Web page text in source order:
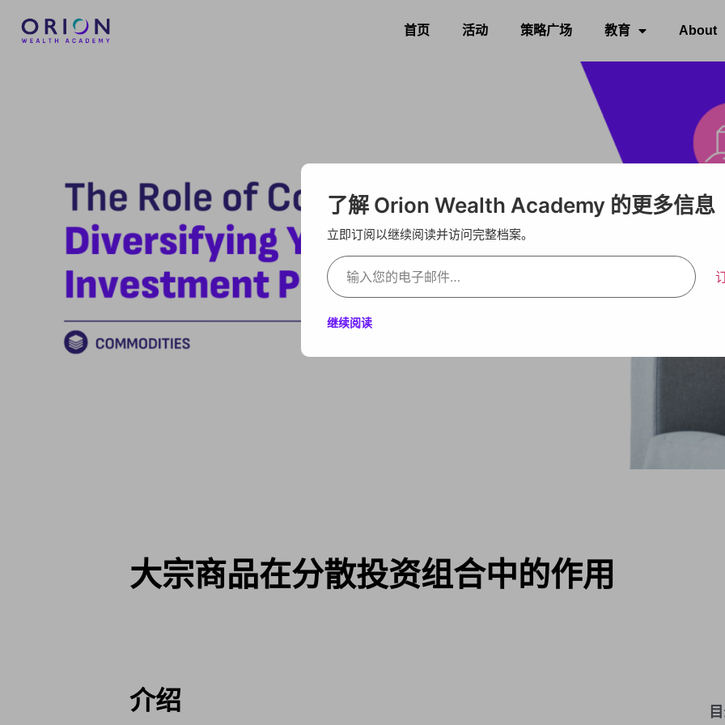
首页 活动 策略广场 教育 About
大宗商品在分散投资组合中的作用
介绍
了解 Orion Wealth Academy 的更多信息
立即订阅以继续阅读并访问完整档案。
继续阅读